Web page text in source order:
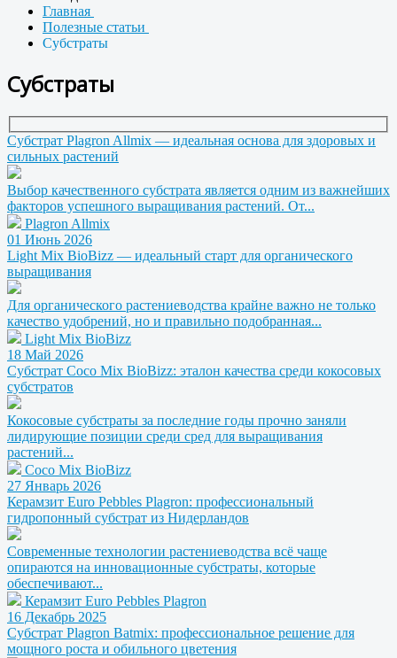
Главная
Полезные статьи
Субстраты
Субстраты
Субстрат Plagron Allmix — идеальная основа для здоровых и
сильных растений
Выбор качественного субстрата является одним из важнейших
факторов успешного выращивания растений. От...
Plagron Allmix
01 Июнь 2026
Light Mix BioBizz — идеальный старт для органического
выращивания
Для органического растениеводства крайне важно не только
качество удобрений, но и правильно подобранная...
Light Mix BioBizz
18 Май 2026
Субстрат Coco Mix BioBizz: эталон качества среди кокосовых
субстратов
Кокосовые субстраты за последние годы прочно заняли
лидирующие позиции среди сред для выращивания
растений...
Coco Mix BioBizz
27 Январь 2026
Керамзит Euro Pebbles Plagron: профессиональный
гидропонный субстрат из Нидерландов
Современные технологии растениеводства всё чаще
опираются на инновационные субстраты, которые
обеспечивают...
Керамзит Euro Pebbles Plagron
16 Декабрь 2025
Субстрат Plagron Batmix: профессиональное решение для
мощного роста и обильного цветения